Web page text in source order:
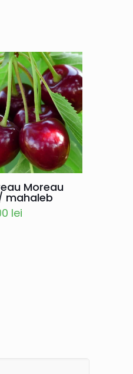
Moreau
mahaleb
lei